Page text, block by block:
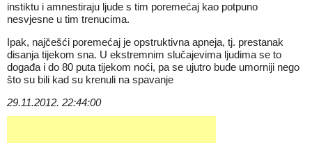
instiktu i amnestiraju ljude s tim poremećaj kao potpuno
nesvjesne u tim trenucima.
Ipak, najčešći poremećaj je opstruktivna apneja, tj. prestanak
disanja tijekom sna. U ekstremnim slučajevima ljudima se to
događa i do 80 puta tijekom noći, pa se ujutro bude umorniji nego
što su bili kad su krenuli na spavanje
29.11.2012. 22:44:00